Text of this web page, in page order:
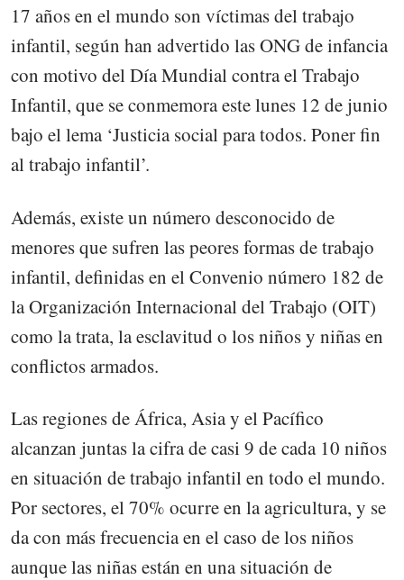
17 años en el mundo son víctimas del trabajo
infantil, según han advertido las ONG de infancia
con motivo del Día Mundial contra el Trabajo
Infantil, que se conmemora este lunes 12 de junio
bajo el lema ‘Justicia social para todos. Poner fin
al trabajo infantil’.
Además, existe un número desconocido de
menores que sufren las peores formas de trabajo
infantil, definidas en el Convenio número 182 de
la Organización Internacional del Trabajo (OIT)
como la trata, la esclavitud o los niños y niñas en
conflictos armados.
Las regiones de África, Asia y el Pacífico
alcanzan juntas la cifra de casi 9 de cada 10 niños
en situación de trabajo infantil en todo el mundo.
Por sectores, el 70% ocurre en la agricultura, y se
da con más frecuencia en el caso de los niños
aunque las niñas están en una situación de